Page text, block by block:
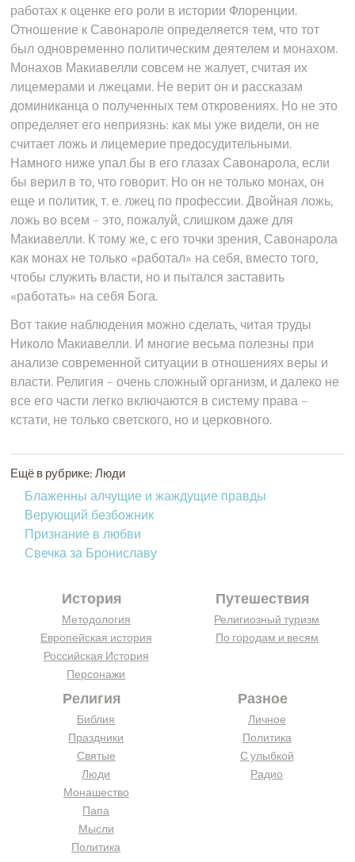
работах к оценке его роли в истории Флоренции.
Отношение к Савонароле определяется тем, что тот
был одновременно политическим деятелем и монахом.
Монахов Макиавелли совсем не жалует, считая их
лицемерами и лжецами. Не верит он и рассказам
доминиканца о полученных тем откровениях. Но не это
определяет его неприязнь: как мы уже видели, он не
считает ложь и лицемерие предосудительными.
Намного ниже упал бы в его глазах Савонарола, если
бы верил в то, что говорит. Но он не только монах, он
еще и политик, т. е. лжец по профессии. Двойная ложь,
ложь во всем – это, пожалуй, слишком даже для
Макиавелли. К тому же, с его точки зрения, Савонарола
как монах не только «работал» на себя, вместо того,
чтобы служить власти, но и пытался заставить
«работать» на себя Бога.
Вот такие наблюдения можно сделать, читая труды
Николо Макиавелли. И многие весьма полезны при
анализе современной ситуации в отношениях веры и
власти. Религия – очень сложный организм, и далеко не
все его части легко включаются в систему права –
кстати, не только светского, но и церковного.
Ещё в рубрике: Люди
Блаженны алчущие и жаждущие правды
Верующий безбожник
Признание в любви
Свечка за Брониславу
История
Методология
Европейская история
Российская История
Персонажи
Путешествия
Религиозный туризм
По городам и весям
Религия
Библия
Праздники
Святые
Люди
Монашество
Папа
Мысли
Политика
Разное
Личное
Политика
С улыбкой
Радио